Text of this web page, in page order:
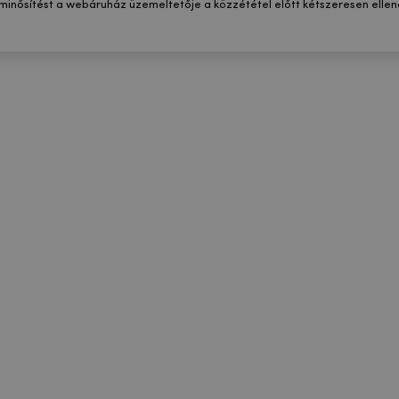
a webáruház üzemeltetője a közzététel előtt kétszeresen